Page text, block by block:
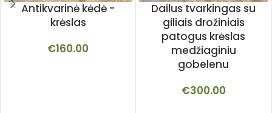
Antikvarinė kėdė -
krėslas
€160.00
Dailus tvarkingas su
giliais drožiniais
patogus krėslas
medžiaginiu
gobelenu
€300.00